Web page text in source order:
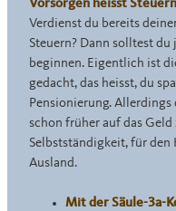
Vorsorgen heisst
Verdienst du bereits
Steuern? Dann solltest
beginnen. Eigentlich ist
gedacht, das heisst, du
Pensionierung.
schon früher auf das
Selbstständigkeit, für den
Ausland.
Mit der Säule-3a-